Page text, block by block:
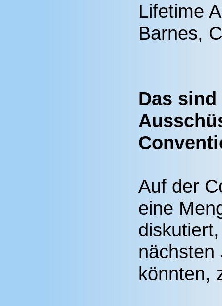
Lifetime
Barnes,
Das
Auf der
eine
nächsten
könnten,